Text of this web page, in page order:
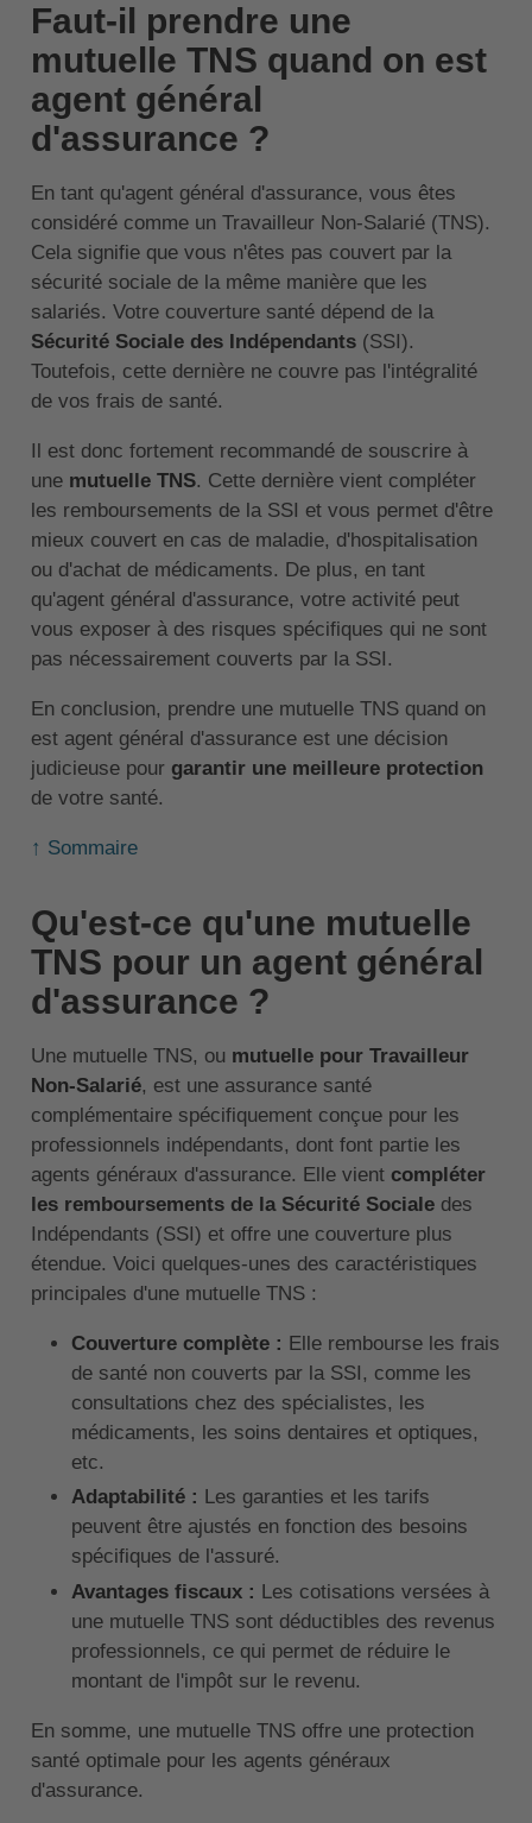
Faut-il prendre une
mutuelle TNS quand on est
agent général
d'assurance ?
En tant qu'agent général d'assurance, vous êtes
considéré comme un Travailleur Non-Salarié (TNS).
Cela signifie que vous n'êtes pas couvert par la
sécurité sociale de la même manière que les
salariés. Votre couverture santé dépend de la
Sécurité Sociale des Indépendants(SSI).
Toutefois, cette dernière ne couvre pas l'intégralité
de vos frais de santé.
Il est donc fortement recommandé de souscrire à
une mutuelle TNS. Cette dernière vient compléter
les remboursements de la SSI et vous permet d'être
mieux couvert en cas de maladie, d'hospitalisation
ou d'achat de médicaments. De plus, en tant
qu'agent général d'assurance, votre activité peut
vous exposer à des risques spécifiques qui ne sont
pas nécessairement couverts par la SSI.
En conclusion, prendre une mutuelle TNS quand on
est agent général d'assurance est une décision
judicieuse pour garantir une meilleure protection
de votre santé.
↑ Sommaire
Qu'est-ce qu'une mutuelle
TNS pour un agent général
d'assurance ?
Une mutuelle TNS, ou mutuelle pour Travailleur
Non-Salarié, est une assurance santé
complémentaire spécifiquement conçue pour les
professionnels indépendants, dont font partie les
agents généraux d'assurance. Elle vient compléter
les remboursements de la Sécurité Sociale des
Indépendants (SSI) et offre une couverture plus
étendue. Voici quelques-unes des caractéristiques
principales d'une mutuelle TNS :
Couverture complète : Elle rembourse les frais
de santé non couverts par la SSI, comme les
consultations chez des spécialistes, les
médicaments, les soins dentaires et optiques,
etc.
Adaptabilité : Les garanties et les tarifs
peuvent être ajustés en fonction des besoins
spécifiques de l'assuré.
Avantages fiscaux : Les cotisations versées à
une mutuelle TNS sont déductibles des revenus
professionnels, ce qui permet de réduire le
montant de l'impôt sur le revenu.
En somme, une mutuelle TNS offre une protection
santé optimale pour les agents généraux
d'assurance.